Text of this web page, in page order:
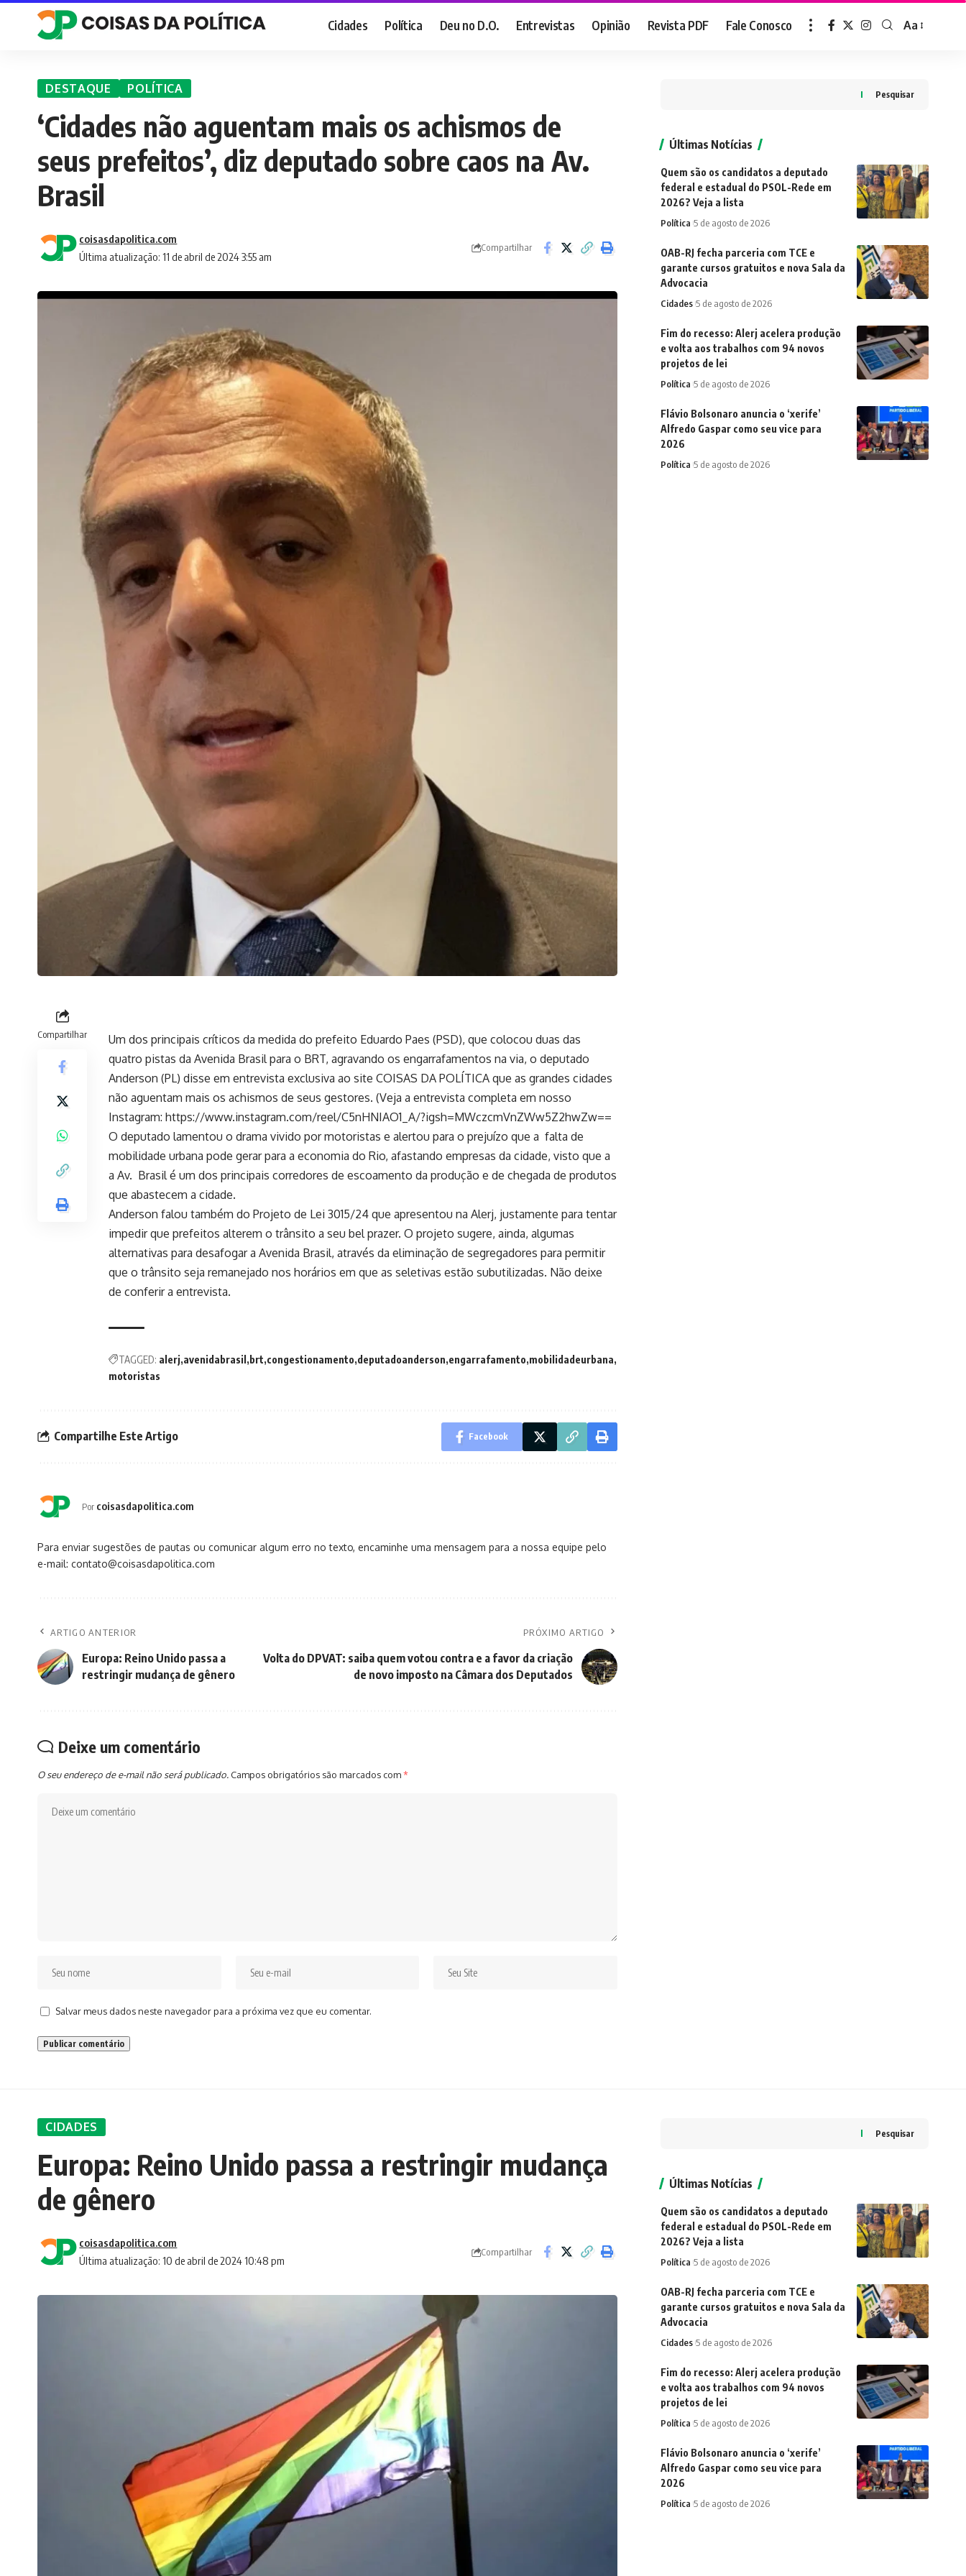
Cidades Política Deu no D.O. Entrevistas Opinião Revista PDF Fale Conosco
Font
Aa
DESTAQUE POLÍTICA
‘Cidades não aguentam mais os achismos de
seus prefeitos’, diz deputado sobre caos na Av.
Brasil
Última atualização: 11 de abril de 2024 3:55 am
coisasdapolitica.com
Compartilhar
Compartilhar
Um dos principais críticos da medida do prefeito Eduardo Paes (PSD), que colocou duas das
quatro pistas da Avenida Brasil para o BRT, agravando os engarrafamentos na via, o deputado
Anderson (PL) disse em entrevista exclusiva ao site COISAS DA POLÍTICA que as grandes cidades
não aguentam mais os achismos de seus gestores. (Veja a entrevista completa em nosso
Instagram: https://www.instagram.com/reel/C5nHNIAO1_A/?igsh=MWczcmVnZWw5Z2hwZw==
O deputado lamentou o drama vivido por motoristas e alertou para o prejuízo que a falta de
mobilidade urbana pode gerar para a economia do Rio, afastando empresas da cidade, visto que a
a Av. Brasil é um dos principais corredores de escoamento da produção e de chegada de produtos
que abastecem a cidade.
Anderson falou também do Projeto de Lei 3015/24 que apresentou na Alerj, justamente para tentar
impedir que prefeitos alterem o trânsito a seu bel prazer. O projeto sugere, ainda, algumas
alternativas para desafogar a Avenida Brasil, através da eliminação de segregadores para permitir
que o trânsito seja remanejado nos horários em que as seletivas estão subutilizadas. Não deixe
de conferir a entrevista.
TAGGED: alerj avenidabrasil brt congestionamento deputadoanderson engarrafamento mobilidadeurbana
motoristas
Compartilhe Este Artigo Facebook
Por coisasdapolitica.com
Para enviar sugestões de pautas ou comunicar algum erro no texto, encaminhe uma mensagem para a nossa equipe pelo
e-mail: contato@coisasdapolitica.com
ARTIGO ANTERIOR
Europa: Reino Unido passa a
restringir mudança de gênero
PRÓXIMO ARTIGO
Volta do DPVAT: saiba quem votou contra e a favor da criação
de novo imposto na Câmara dos Deputados
Deixe um comentário
O seu endereço de e-mail não será publicado. Campos obrigatórios são marcados com*
Salvar meus dados neste navegador para a próxima vez que eu comentar.
Pesquisar
Últimas Notícias
Quem são os candidatos a deputado
federal e estadual do PSOL-Rede em
2026? Veja a lista
Política 5 de agosto de 2026
OAB-RJ fecha parceria com TCE e
garante cursos gratuitos e nova Sala da
Advocacia
Cidades 5 de agosto de 2026
Fim do recesso: Alerj acelera produção
e volta aos trabalhos com 94 novos
projetos de lei
Política 5 de agosto de 2026
Flávio Bolsonaro anuncia o ‘xerife’
Alfredo Gaspar como seu vice para
2026
Política 5 de agosto de 2026
CIDADES
Europa: Reino Unido passa a restringir mudança
de gênero
Última atualização: 10 de abril de 2024 10:48 pm
coisasdapolitica.com
Compartilhar
Pesquisar
Últimas Notícias
Quem são os candidatos a deputado
federal e estadual do PSOL-Rede em
2026? Veja a lista
Política 5 de agosto de 2026
OAB-RJ fecha parceria com TCE e
garante cursos gratuitos e nova Sala da
Advocacia
Cidades 5 de agosto de 2026
Fim do recesso: Alerj acelera produção
e volta aos trabalhos com 94 novos
projetos de lei
Política 5 de agosto de 2026
Flávio Bolsonaro anuncia o ‘xerife’
Alfredo Gaspar como seu vice para
2026
Política 5 de agosto de 2026